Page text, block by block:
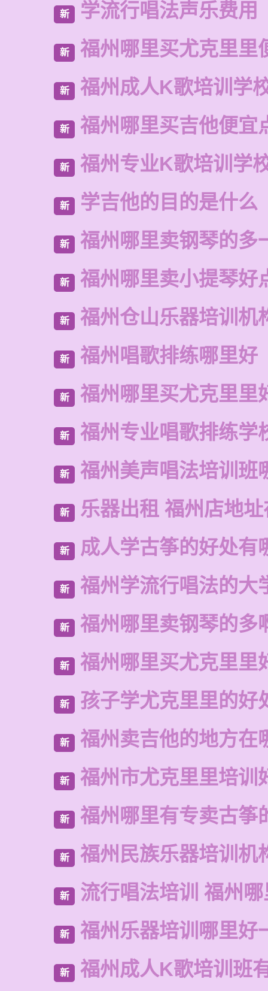
新 学流行唱法声乐费用
新 福州哪里买尤克里里
新 福州成人K歌培训学
新 福州哪里买吉他便宜
新 福州专业K歌培训学
新 学吉他的目的是什么
新 福州哪里卖钢琴的多
新 福州哪里卖小提琴好
新 福州仓山乐器培训机
新 福州唱歌排练哪里好
新 福州哪里买尤克里里
新 福州专业唱歌排练学
新 福州美声唱法培训班
新 乐器出租 福州店地
新 成人学古筝的好处有
新 福州学流行唱法的大
新 福州哪里卖钢琴的多
新 福州哪里买尤克里里
新 孩子学尤克里里的好
新 福州卖吉他的地方在
新 福州市尤克里里培训
新 福州哪里有专卖古筝
新 福州民族乐器培训机
新 流行唱法培训 福州
新 福州乐器培训哪里好
新 福州成人K歌培训班